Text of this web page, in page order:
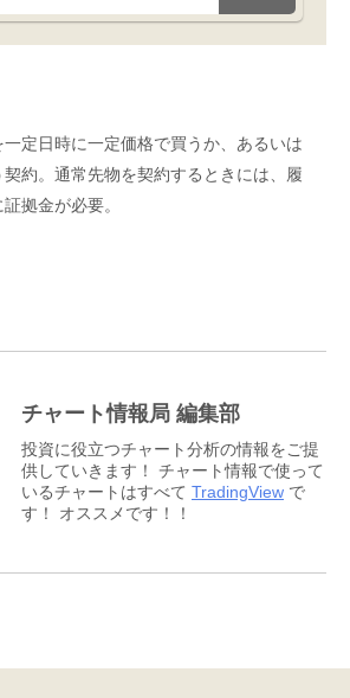
定日時に一定価格で買うか、あるいは
約。通常先物を契約するときには、履
拠金が必要。
チャート情報局 編集部
投資に役立つチャート分析の情報をご提
供していきます！ チャート情報で使って
いるチャートはすべて TradingView で
す！ オススメです！！